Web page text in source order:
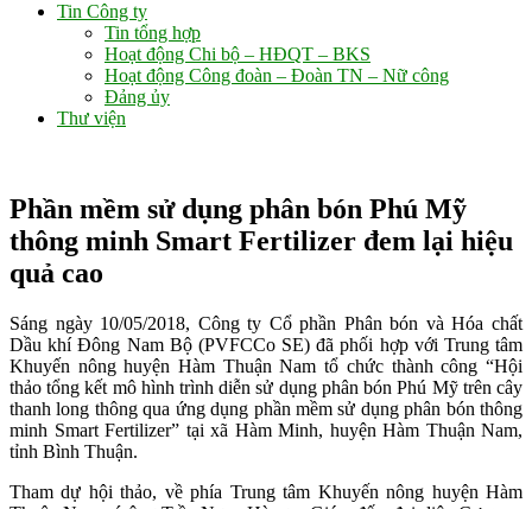
Tin Công ty
Tin tổng hợp
Hoạt động Chi bộ – HĐQT – BKS
Hoạt động Công đoàn – Đoàn TN – Nữ công
Đảng ủy
Thư viện
Phần mềm sử dụng phân bón Phú Mỹ
thông minh Smart Fertilizer đem lại hiệu
quả cao
Sáng ngày 10/05/2018, Công ty Cổ phần Phân bón và Hóa chất
Dầu khí Đông Nam Bộ (PVFCCo SE) đã phối hợp với Trung tâm
Khuyến nông huyện Hàm Thuận Nam tổ chức thành công “Hội
thảo tổng kết mô hình trình diễn sử dụng phân bón Phú Mỹ trên cây
thanh long thông qua ứng dụng phần mềm sử dụng phân bón thông
minh Smart Fertilizer” tại xã Hàm Minh, huyện Hàm Thuận Nam,
tỉnh Bình Thuận.
Tham dự hội thảo, về phía Trung tâm Khuyến nông huyện Hàm